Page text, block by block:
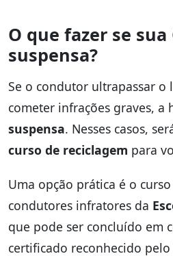
O que fazer se
suspensa?
Se o condutor ultrapassar
cometer infrações graves, a
suspensa. Nesses casos,
curso de reciclagem para
Uma opção prática é o
condutores infratores da
que pode ser concluído em
certificado reconhecido pelo